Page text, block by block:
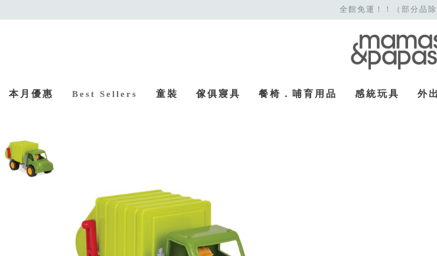
全館免運！！（部分品除
本月優惠 Best Sellers 童裝 傢俱寢具 餐椅．哺育用品 感統玩具 外